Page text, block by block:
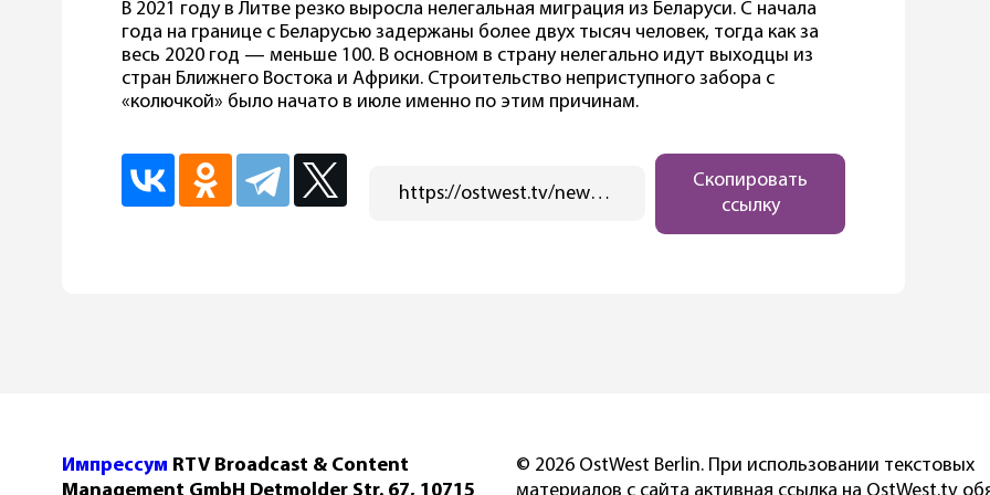
В 2021 году в Литве резко выросла нелегальная миграция из Беларуси. С начала
года на границе с Беларусью задержаны более двух тысяч человек, тогда как за
весь 2020 год — меньше 100. В основном в страну нелегально идут выходцы из
стран Ближнего Востока и Африки. Строительство неприступного забора с
«колючкой» было начато в июле именно по этим причинам.
https://ostwest.tv/news/litve-ne-hvataet-koljuchej-provoloki-chtoby-dostroit-zabor-na-granice-s-belarusju/
Скопировать
ссылку
Импрессум RTV Broadcast & Content
© 2026 OstWest Berlin. При использовании текстовых